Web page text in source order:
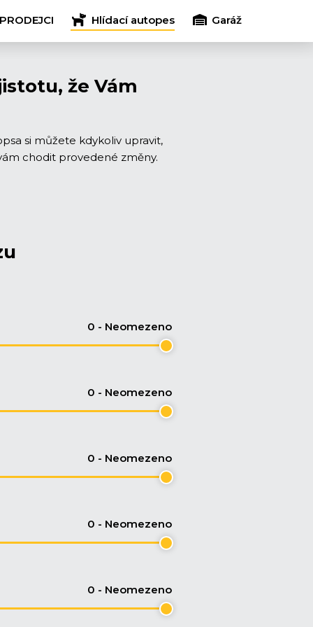
PRODEJCI Hlídací autopes Garáž
že Vám
si můžete kdykoliv upravit,
chodit provedené změny.